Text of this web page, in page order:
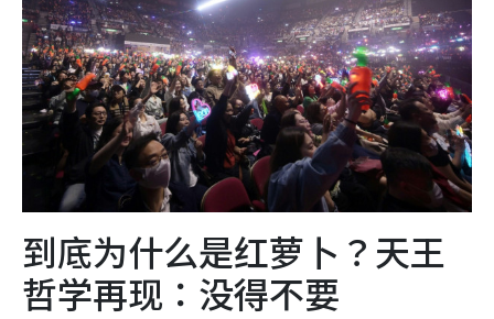
到底为什么是红萝卜？天王
哲学再现：没得不要